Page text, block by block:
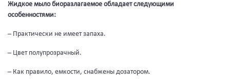
Жидкое мыло биоразлагаемое обладает следующими
особенностями:
– Практически не имеет запаха.
– Цвет полупрозрачный.
– Как правило, емкости, снабжены дозатором.